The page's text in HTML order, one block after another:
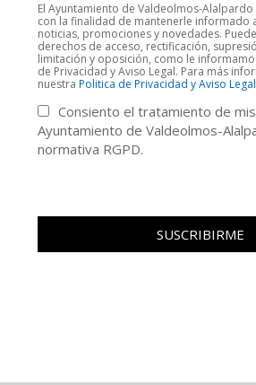
El Ayuntamiento de Valdeolmos-
con la finalidad de mantenerle informado
noticias, promociones y novedades.
derechos de acceso, rectificación,
limitación y oposición, como le
de Privacidad y Aviso Legal. Para más
nuestra Politica de Privacidad y Aviso Legal
Consiento el tratamiento de
Ayuntamiento de Valdeolmos-
normativa RGPD.